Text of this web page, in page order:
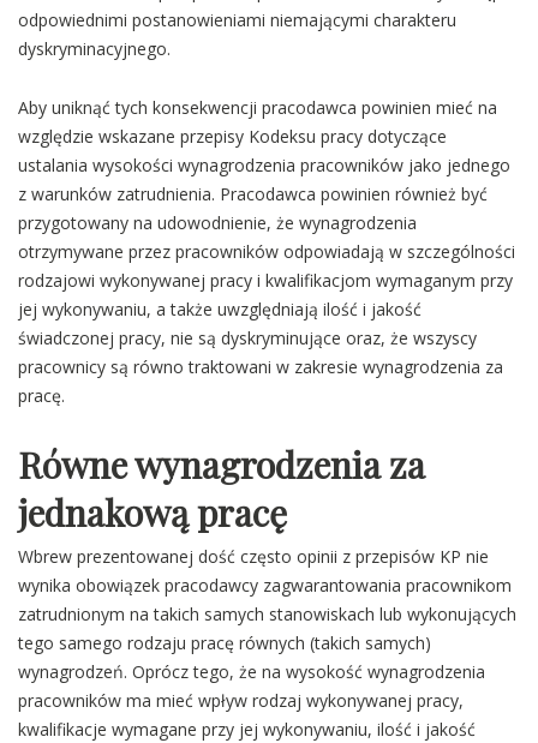
odpowiednimi postanowieniami niemającymi charakteru
dyskryminacyjnego.
Aby uniknąć tych konsekwencji pracodawca powinien mieć na
względzie wskazane przepisy Kodeksu pracy dotyczące
ustalania wysokości wynagrodzenia pracowników jako jednego
z warunków zatrudnienia. Pracodawca powinien również być
przygotowany na udowodnienie, że wynagrodzenia
otrzymywane przez pracowników odpowiadają w szczególności
rodzajowi wykonywanej pracy i kwalifikacjom wymaganym przy
jej wykonywaniu, a także uwzględniają ilość i jakość
świadczonej pracy, nie są dyskryminujące oraz, że wszyscy
pracownicy są równo traktowani w zakresie wynagrodzenia za
pracę.
Równe wynagrodzenia za
jednakową pracę
Wbrew prezentowanej dość często opinii z przepisów KP nie
wynika obowiązek pracodawcy zagwarantowania pracownikom
zatrudnionym na takich samych stanowiskach lub wykonujących
tego samego rodzaju pracę równych (takich samych)
wynagrodzeń. Oprócz tego, że na wysokość wynagrodzenia
pracowników ma mieć wpływ rodzaj wykonywanej pracy,
kwalifikacje wymagane przy jej wykonywaniu, ilość i jakość